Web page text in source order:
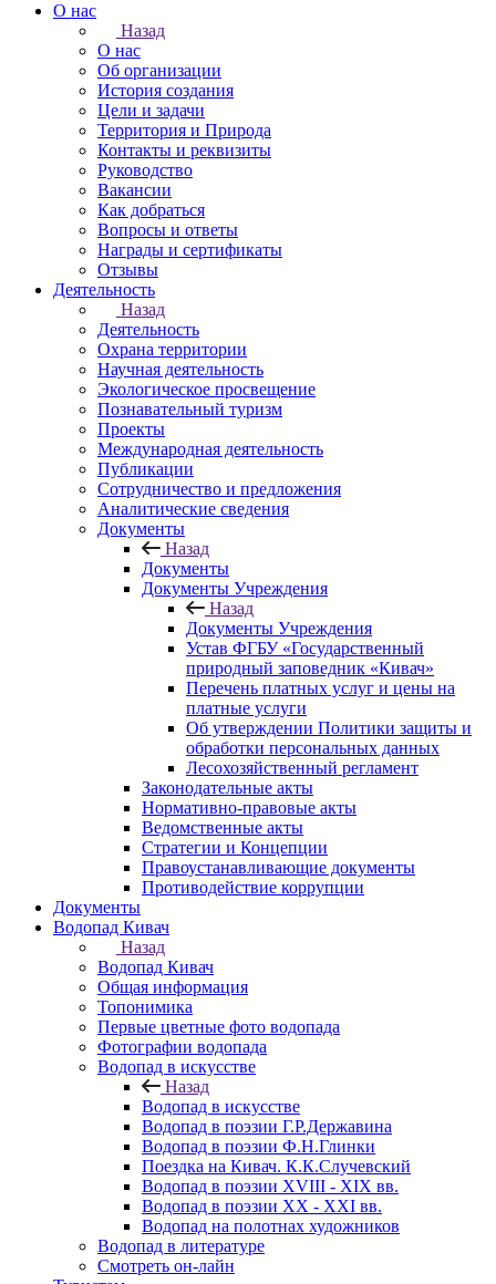
О нас
Назад
О нас
Об организации
История создания
Цели и задачи
Территория и Природа
Контакты и реквизиты
Руководство
Вакансии
Как добраться
Вопросы и ответы
Награды и сертификаты
Отзывы
Деятельность
Назад
Деятельность
Охрана территории
Научная деятельность
Экологическое просвещение
Познавательный туризм
Проекты
Международная деятельность
Публикации
Сотрудничество и предложения
Аналитические сведения
Документы
Назад
Документы
Документы Учреждения
Назад
Документы Учреждения
Устав ФГБУ «Государственный
природный заповедник «Кивач»
Перечень платных услуг и цены на
платные услуги
Об утверждении Политики защиты и
обработки персональных данных
Лесохозяйственный регламент
Законодательные акты
Нормативно-правовые акты
Ведомственные акты
Стратегии и Концепции
Правоустанавливающие документы
Противодействие коррупции
Документы
Водопад Кивач
Назад
Водопад Кивач
Общая информация
Топонимика
Первые цветные фото водопада
Фотографии водопада
Водопад в искусстве
Назад
Водопад в искусстве
Водопад в поэзии Г.Р.Державина
Водопад в поэзии Ф.Н.Глинки
Поездка на Кивач. К.К.Случевский
Водопад в поэзии XVIII - XIX вв.
Водопад в поэзии XX - XXI вв.
Водопад на полотнах художников
Водопад в литературе
Смотреть он-лайн